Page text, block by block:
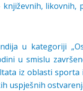
likovnih,
u kategoriji
u smislu
iz oblasti
uspješnih